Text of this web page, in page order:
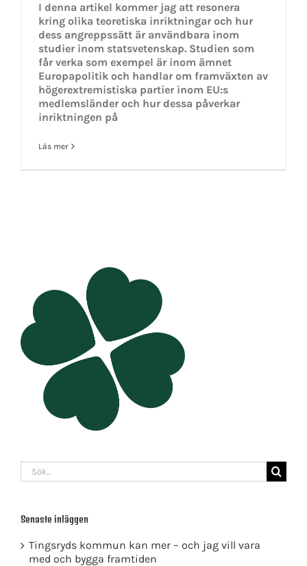
I denna artikel kommer jag att resonera
kring olika teoretiska inriktningar och hur
dess angreppssätt är användbara inom
studier inom statsvetenskap. Studien som
får verka som exempel är inom ämnet
Europapolitik och handlar om framväxten av
högerextremistiska partier inom EU:s
medlemsländer och hur dessa påverkar
inriktningen på
Läs mer
Sök
efter:
Senaste inläggen
Tingsryds kommun kan mer – och jag vill vara
med och bygga framtiden